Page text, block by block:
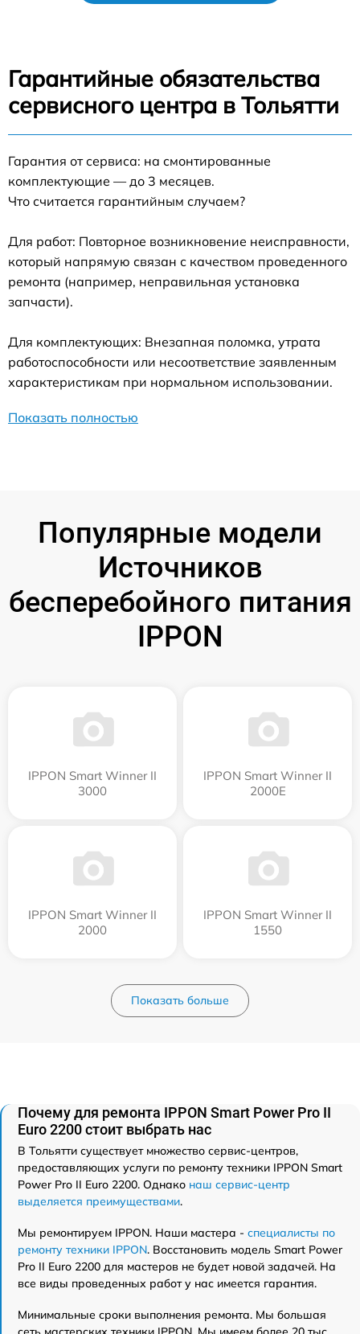
Гарантийные обязательства
сервисного центра в Тольятти
Гарантия от сервиса: на смонтированные
комплектующие — до 3 месяцев.
Что считается гарантийным случаем?
Для работ: Повторное возникновение неисправности,
который напрямую связан с качеством проведенного
ремонта (например, неправильная установка
запчасти).
Для комплектующих: Внезапная поломка, утрата
работоспособности или несоответствие заявленным
характеристикам при нормальном использовании.
Показать полностью
Популярные модели
Источников
бесперебойного питания
IPPON
IPPON Smart Winner II
3000
IPPON Smart Winner II
2000E
IPPON Smart Winner II
2000
IPPON Smart Winner II
1550
Показать больше
Почему для ремонта IPPON Smart Power Pro II
Euro 2200 стоит выбрать нас
В Тольятти существует множество сервис-центров,
предоставляющих услуги по ремонту техники IPPON Smart
Power Pro II Euro 2200. Однако наш сервис-центр
выделяется преимуществами.
Мы ремонтируем IPPON. Наши мастера - специалисты по
ремонту техники IPPON. Восстановить модель Smart Power
Pro II Euro 2200 для мастеров не будет новой задачей. На
все виды проведенных работ у нас имеется гарантия.
Минимальные сроки выполнения ремонта. Мы большая